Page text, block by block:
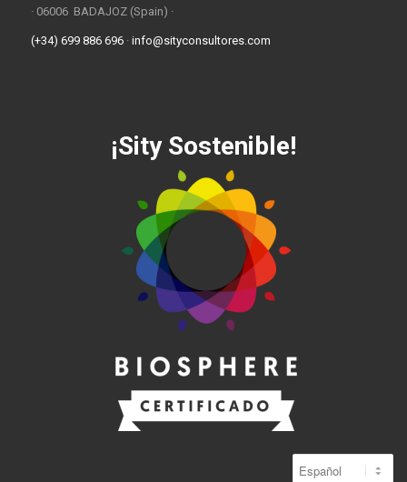
· 06006 BADAJOZ (Spain) ·
(+34) 699 886 696· info@sityconsultores.com
¡Sity Sostenible!